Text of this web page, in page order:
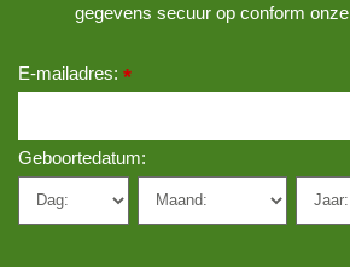
gegevens secuur op conform onze
E-mailadres: *
Geboortedatum: